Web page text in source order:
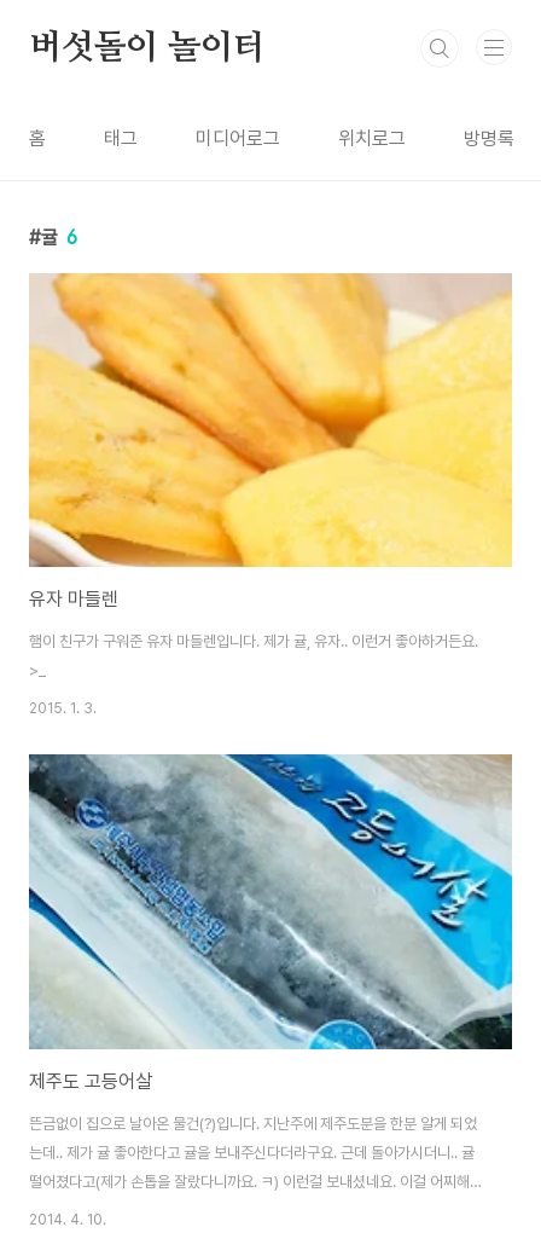
버섯돌이 놀이터
홈 태그 미디어로그 위치로그 방명록
귤 6
유자 마들렌
햄이 친구가 구워준 유자 마들렌입니다. 제가 귤, 유자.. 이런거 좋아하거든요.
>_
2015. 1. 3.
제주도 고등어살
뜬금없이 집으로 날아온 물건(?)입니다. 지난주에 제주도분을 한분 알게 되었
는데.. 제가 귤 좋아한다고 귤을 보내주신다더라구요. 근데 돌아가시더니.. 귤
떨어졌다고(제가 손톱을 잘랐다니까요. ㅋ) 이런걸 보내셨네요. 이걸 어찌해야
하나요? ㅋ 부모님이 좋아하심..;;
2014. 4. 10.